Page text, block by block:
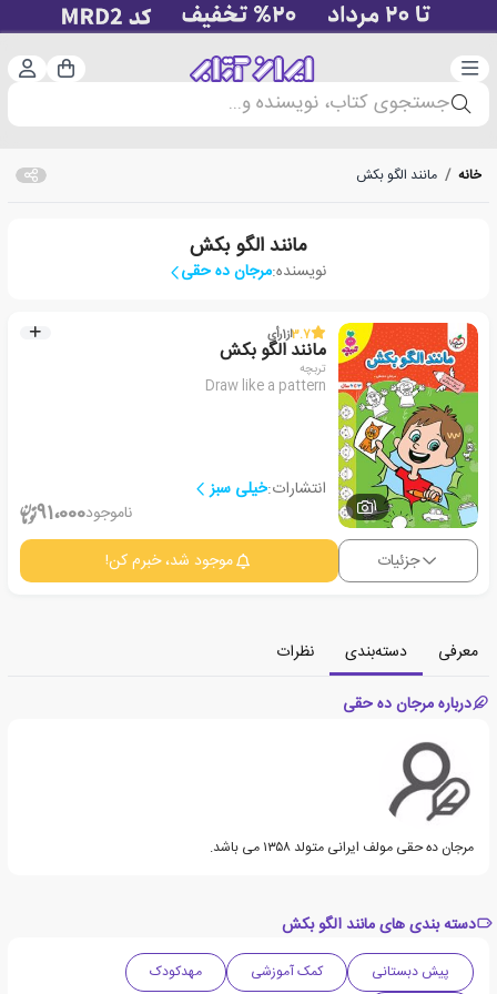
دسته‌بندی سبد
جستجوی کتاب، نویسنده و...
خانه / مانند الگو بکش
مانند الگو بکش
نویسنده:مرجان ده حقی
1
3.7از1رأی
مانند الگو بکش
تربچه
Draw like a pattern
انتشارات:خیلی سبز
ناموجود91،000
جزئیات موجود شد، خبرم کن!
معرفی دسته‌بندی
نظرات
درباره مرجان ده حقی
مرجان ده حقی مولف ایرانی متولد ۱۳۵۸‏ می باشد.
دسته بندی های مانند الگو بکش
پیش دبستانی کمک آموزشی
مهدکودک